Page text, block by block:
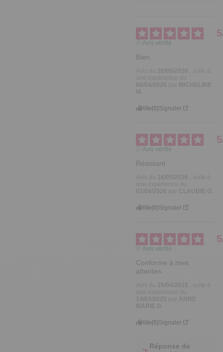
5
Avis vérifié
Bien
Utile(0)Signaler
5
Avis vérifié
Résistant
16/05/2026
01/04/2026
CLAUDIE G.
Utile(0)Signaler
5
Avis vérifié
Conforme à mes
attentes.
25/04/2025
14/03/2025
ANNE
Utile(0)Signaler
Réponse de